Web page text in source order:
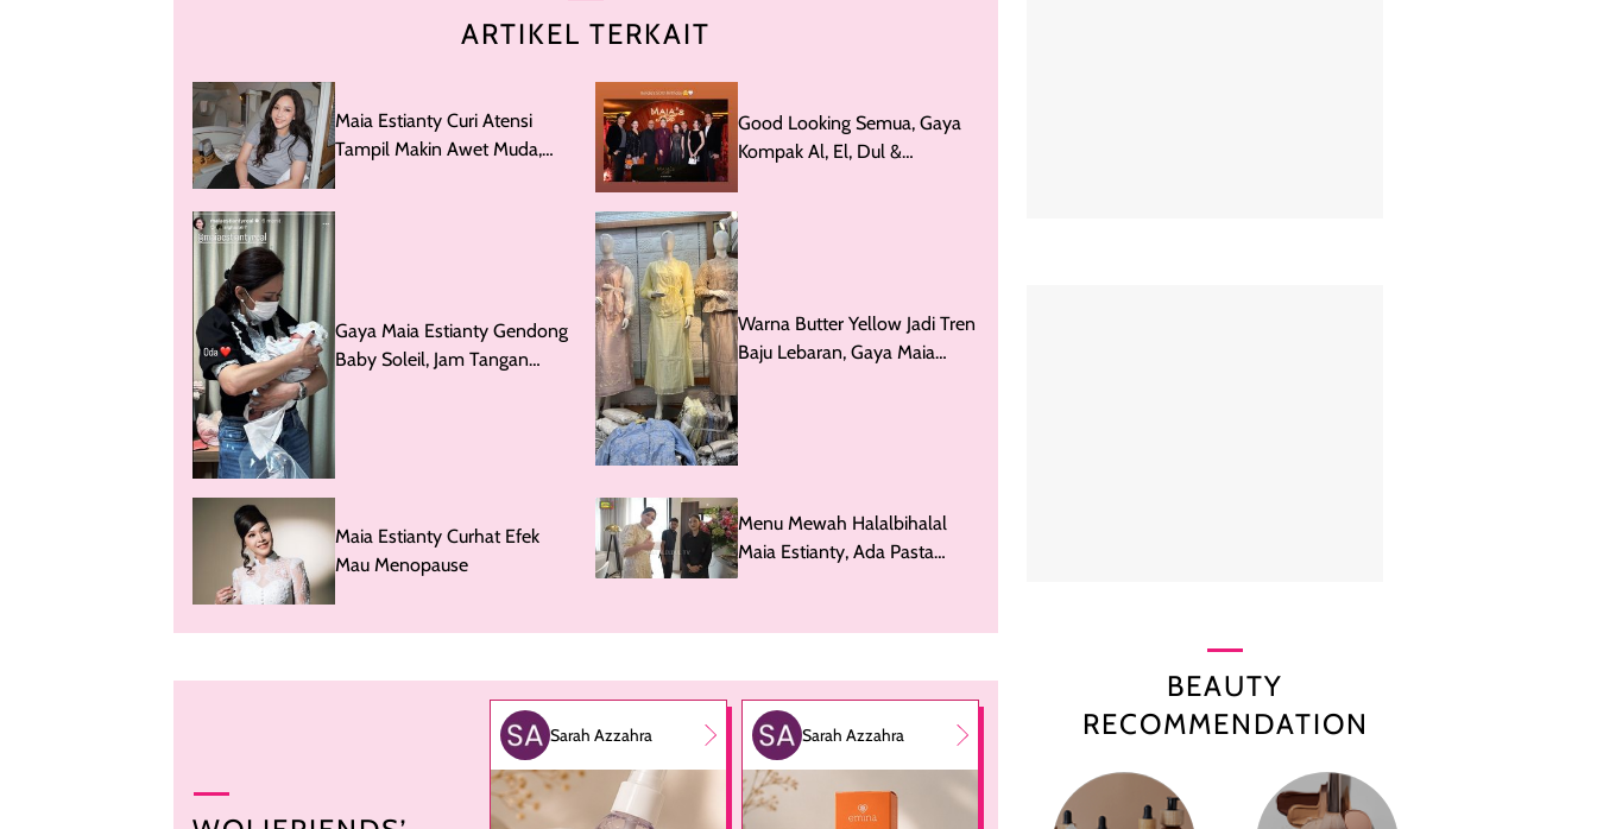
ARTIKEL TERKAIT
Maia Estianty Curi Atensi
Tampil Makin Awet Muda,
Good Looking Semua, Gaya
Kompak Al, El, Dul &
Gaya Maia Estianty Gendong
Baby Soleil, Jam Tangan
Warna Butter Yellow Jadi Tren
Baju Lebaran, Gaya Maia
Maia Estianty Curhat Efek
Mau Menopause
Menu Mewah Halalbihalal
Maia Estianty, Ada Pasta
Sarah Azzahra Sarah Azzahra
BEAUTY
RECOMMENDATION